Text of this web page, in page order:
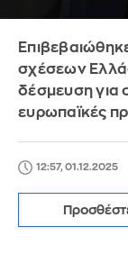
σχέσεων
δέσμευση για
ευρωπαϊκές
12:57, 01.12.2025